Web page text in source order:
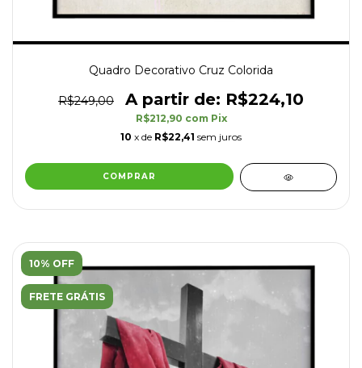
Quadro Decorativo Cruz Colorida
R$249,00 R$224,10
R$212,90 com Pix
10 x de R$22,41 sem juros
COMPRAR
10% OFF
FRETE GRÁTIS